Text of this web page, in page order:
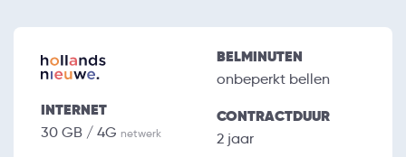
INTERNET
30 GB / 4G netwerk
BELMINUTEN
onbeperkt bellen
CONTRACTDUUR
2 jaar